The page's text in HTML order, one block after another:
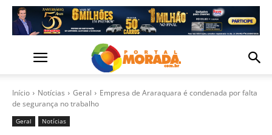
Início Notícias Geral
Empresa de Araraquara é condenada por falta
de segurança no trabalho
Geral Notícias